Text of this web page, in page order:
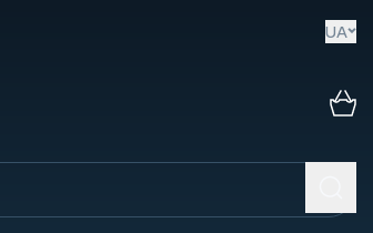
UA